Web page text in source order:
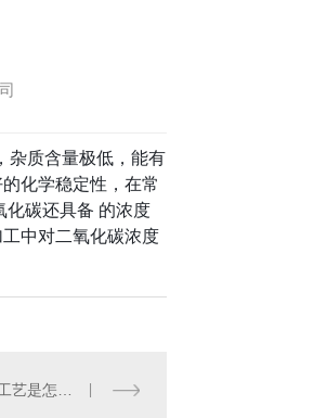
杂质含量极低，能有
化学稳定性，在常
碳还具备 的浓度
中对二氧化碳浓度
信安达孝感高纯二氧化碳制备工艺是怎样的？